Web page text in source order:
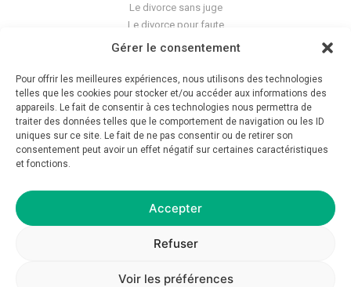
Gérer le consentement
Pour offrir les meilleures expériences, nous utilisons des technologies
telles que les cookies pour stocker et/ou accéder aux informations des
appareils. Le fait de consentir à ces technologies nous permettra de
traiter des données telles que le comportement de navigation ou les ID
uniques sur ce site. Le fait de ne pas consentir ou de retirer son
consentement peut avoir un effet négatif sur certaines caractéristiques
et fonctions.
Accepter
Refuser
Voir les préférences
Le divorce sans juge
Le divorce pour faute
Le divorce accepté
La séparation de corps
Les violences conjugales
Le blog du cabinet
Glossaire
Déontologie
Politique de confidentialité